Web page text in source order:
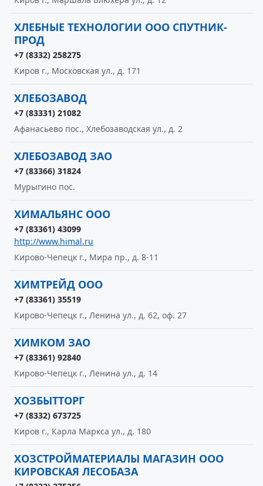
ХЛЕБНЫЕ ТЕХНОЛОГИИ ООО СПУТНИК-
ПРОД
+7 (8332) 258275
Киров г., Московская ул., д. 171
ХЛЕБОЗАВОД
+7 (83331) 21082
Афанасьево пос., Хлебозаводская ул., д. 2
ХЛЕБОЗАВОД ЗАО
+7 (83366) 31824
Мурыгино пос.
ХИМАЛЬЯНС ООО
+7 (83361) 43099
http://www.himal.ru
Кирово-Чепецк г., Мира пр., д. 8-11
ХИМТРЕЙД ООО
+7 (83361) 35519
Кирово-Чепецк г., Ленина ул., д. 62, оф. 27
ХИМКОМ ЗАО
+7 (83361) 92840
Кирово-Чепецк г., Ленина ул., д. 14
ХОЗБЫТТОРГ
+7 (8332) 673725
Киров г., Карла Маркса ул., д. 180
ХОЗСТРОЙМАТЕРИАЛЫ МАГАЗИН ООО
КИРОВСКАЯ ЛЕСОБАЗА